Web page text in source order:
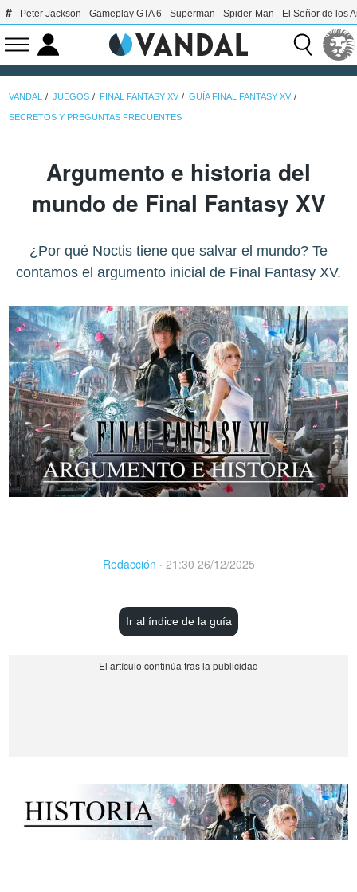
Peter Jackson Gameplay GTA 6 Superman Spider-Man El Señor de los
VANDAL JUEGOS FINAL FANTASY XV GUÍA FINAL FANTASY XV
SECRETOS Y PREGUNTAS FRECUENTES
Argumento e historia del
mundo de Final Fantasy XV
¿Por qué Noctis tiene que salvar el mundo? Te
contamos el argumento inicial de Final Fantasy XV.
Redacción · 21:30 26/12/2025
Ir al índice de la guía